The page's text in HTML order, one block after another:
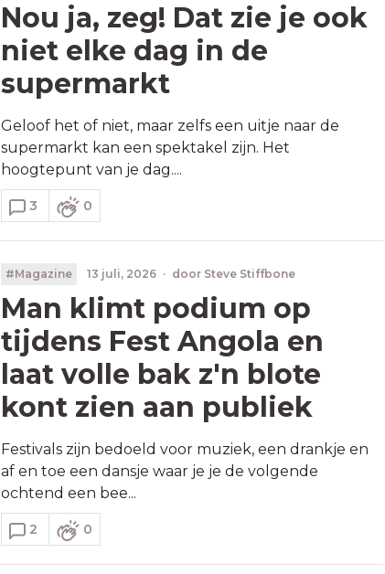
Nou ja, zeg! Dat zie je ook
niet elke dag in de
supermarkt
Geloof het of niet, maar zelfs een uitje naar de
supermarkt kan een spektakel zijn. Het
hoogtepunt van je dag....
3 0
#Magazine 13 juli, 2026 · door Steve Stiffbone
Man klimt podium op
tijdens Fest Angola en
laat volle bak z'n blote
kont zien aan publiek
Festivals zijn bedoeld voor muziek, een drankje en
af en toe een dansje waar je je de volgende
ochtend een bee...
2 0